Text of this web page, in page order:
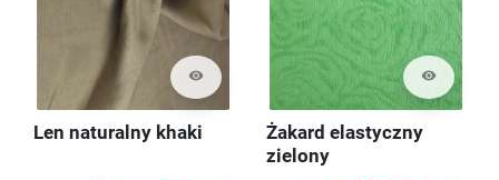
visibility
Len naturalny khaki
visibility
Żakard elastyczny
zielony